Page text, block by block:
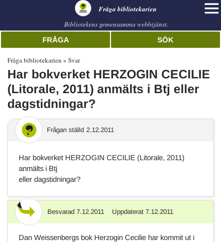
Fråga bibliotekarien
Bibliotekens gemensamma webbtjänst.
FRÅGA SÖK
Fråga bibliotekarien Svar
Har bokverket HERZOGIN CECILIE
(Litorale, 2011) anmälts i Btj eller
dagstidningar?
Frågan ställd 2.12.2011
Har bokverket HERZOGIN CECILIE (Litorale, 2011)
anmälts i Btj
eller dagstidningar?
Svar Besvarad 7.12.2011 Uppdaterat 7.12.2011
Dan Weissenbergs bok Herzogin Cecilie har kommit ut i